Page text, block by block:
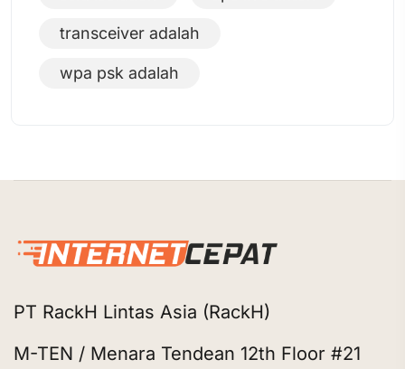
transceiver adalah
wpa psk adalah
PT RackH Lintas Asia (RackH)
M-TEN / Menara Tendean 12th Floor #21